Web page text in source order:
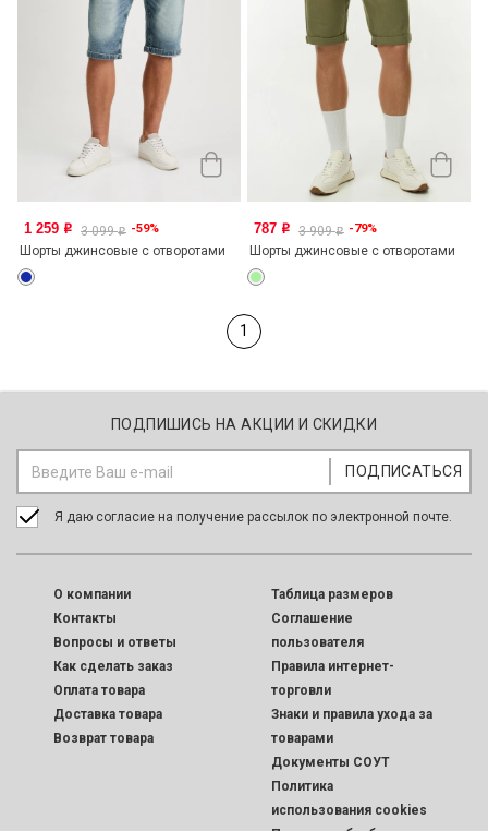
1 259 o 3 099o -59%
Шорты джинсовые с отворотами
787 o 3 909o -79%
Шорты джинсовые с отворотами
1
ПОДПИШИСЬ НА АКЦИИ И СКИДКИ
Я даю согласие на получение рассылок по электронной почте.
O компании
Контакты
Вопросы и ответы
Как сделать заказ
Оплата товара
Доставка товара
Возврат товара
Таблица размеров
Соглашение
пользователя
Правила интернет-
торговли
Знаки и правила ухода за
товарами
Документы СОУТ
Политика
использования cookies